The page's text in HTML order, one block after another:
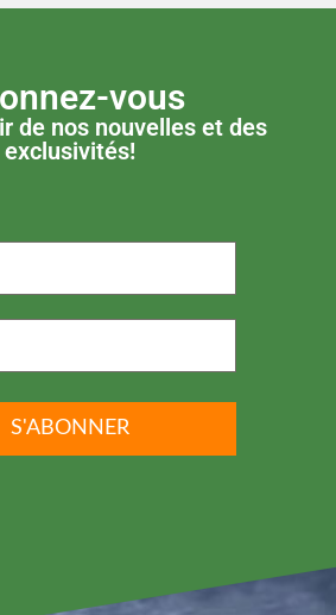
vous
de nos nouvelles et des
exclusivités!